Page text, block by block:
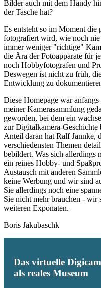
Bilder auch mit dem Handy
der Tasche hat?
Es entsteht so im Moment die
fotografiert wird, wie noch
immer weniger "richtige"
die Ära der Fotoapparate für
noch Hobbyfotografen und
Deswegen ist nicht zu früh,
Entwicklung zu
Diese Homepage war
meiner Kamerasammlung
geworden, bei dem ein
zur Digitalkamera-Geschichte
Anteil daran hat Ralf Jannke,
verschiedensten Themen
bebildert. Was sich allerdings
ein reines Hobby- und
Austausch mit anderen
keine Werbung und wir sind
Sie allerdings noch eine
Sie nicht mehr brauchen - wir
weiteren Exponaten.
Boris Jakubaschk
Das virtuelle
als reales Museum